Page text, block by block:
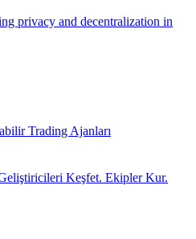
privacy and decentralization in
Trading Ajanları
Keşfet. Ekipler Kur.